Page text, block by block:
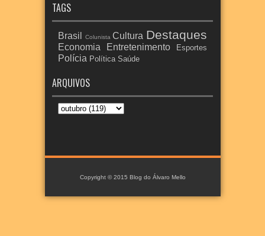
TAGS
Brasil Colunista Cultura Destaques
Economia Entretenimento Esportes
Polícia Política Saúde
ARQUIVOS
Copyright © 2015 Blog do Álvaro Mello